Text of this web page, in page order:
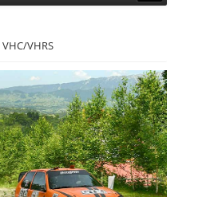
VHC/VHRS